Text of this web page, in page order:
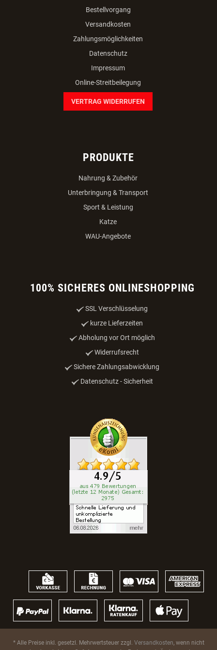
Bestellvorgang
Versandkosten
Zahlungsmöglichkeiten
Datenschutz
Impressum
Online-Streitbeilegung
VERTRAG WIDERRUFEN
PRODUKTE
Nahrung & Zubehör
Unterbringung & Transport
Sport & Leistung
Katze
WAU-Angebote
100% SICHERES ONLINESHOPPING
SSL Verschlüsselung
kurze Lieferzeiten
Abholung vor Ort möglich
Widerrufsrecht
Sichere Zahlungsabwicklung
Datenschutz - Sicherheit
* Alle Preise inkl. gesetzl. Mehrwertsteuer zzgl. Versandkosten, wenn nicht